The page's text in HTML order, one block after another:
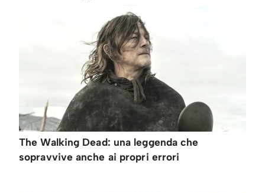
The Walking Dead: una leggenda che
sopravvive anche ai propri errori